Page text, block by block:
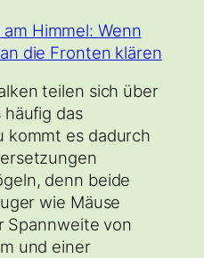
teilen sich über
häufig das
kommt es dadurch
denn beide
wie Mäuse
Spannweite von
und einer